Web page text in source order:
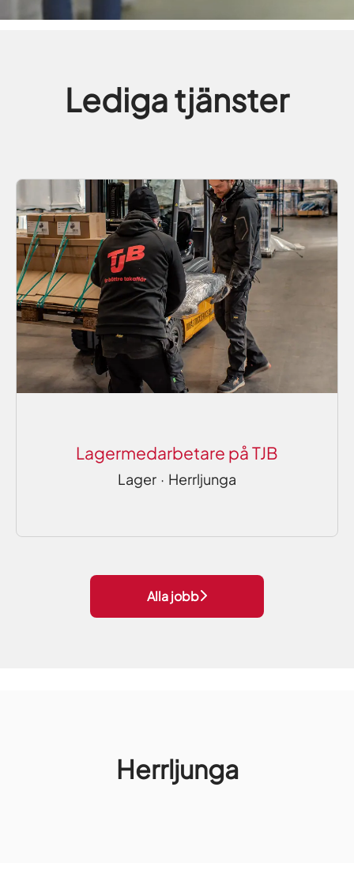
Lediga tjänster
Lagermedarbetare på TJB
Lager · Herrljunga
Alla jobb
Herrljunga